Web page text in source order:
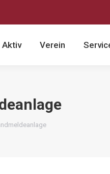
Aktiv Verein
hier: